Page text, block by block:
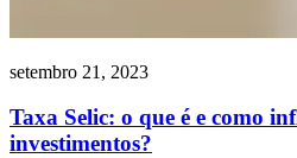
setembro 21, 2023
Taxa Selic: o que é e como
investimentos?